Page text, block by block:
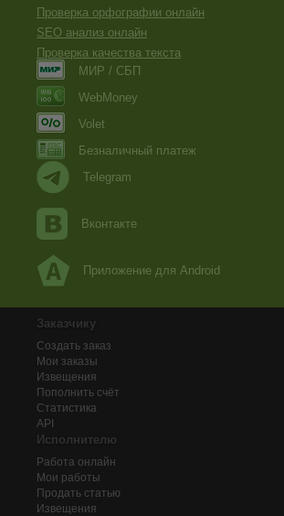
Проверка орфографии онлайн
SEO анализ онлайн
Проверка качества текста
МИР / СБП
WebMoney
Volet
Безналичный платеж
Telegram
Вконтакте
Приложение для Android
Заказчику
Создать заказ
Мои заказы
Извещения
Пополнить счёт
Статистика
API
Исполнителю
Работа онлайн
Мои работы
Продать статью
Извещения